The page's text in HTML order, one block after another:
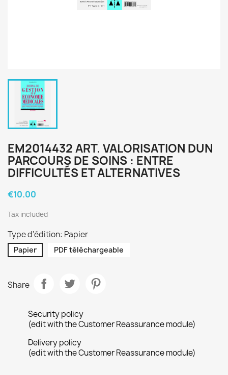
EM2014432 ART. VALORISATION DUN
PARCOURS DE SOINS : ENTRE
DIFFICULTÉS ET ALTERNATIVES
€10.00
Tax included
Type d'édition: Papier
Papier PDF téléchargeable
Share
Security policy
(edit with the Customer Reassurance module)
Delivery policy
(edit with the Customer Reassurance module)